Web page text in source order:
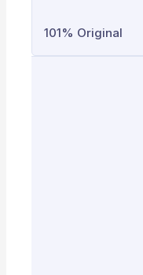
101% Original